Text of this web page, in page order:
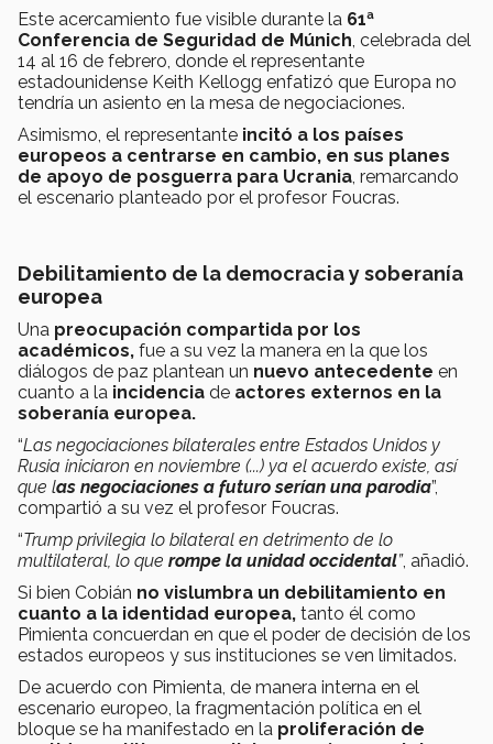
Este acercamiento fue visible durante la 61ª
Conferencia de Seguridad de Múnich, celebrada del
14 al 16 de febrero, donde el representante
estadounidense Keith Kellogg enfatizó que Europa no
tendría un asiento en la mesa de negociaciones.
Asimismo, el representante incitó a los países
europeos a centrarse en cambio, en sus planes
de apoyo de posguerra para Ucrania, remarcando
el escenario planteado por el profesor Foucras.
Debilitamiento de la democracia y soberanía
europea
Una preocupación compartida por los
académicos, fue a su vez la manera en la que los
diálogos de paz plantean un nuevo antecedente en
cuanto a la incidencia de actores externos en la
soberanía europea.
“Las negociaciones bilaterales entre Estados Unidos y
Rusia iniciaron en noviembre (...) ya el acuerdo existe, así
que las negociaciones a futuro serían una parodia”,
compartió a su vez el profesor Foucras.
“Trump privilegia lo bilateral en detrimento de lo
multilateral, lo que rompe la unidad occidental”, añadió.
Si bien Cobián no vislumbra un debilitamiento en
cuanto a la identidad europea, tanto él como
Pimienta concuerdan en que el poder de decisión de los
estados europeos y sus instituciones se ven limitados.
De acuerdo con Pimienta, de manera interna en el
escenario europeo, la fragmentación política en el
bloque se ha manifestado en la proliferación de